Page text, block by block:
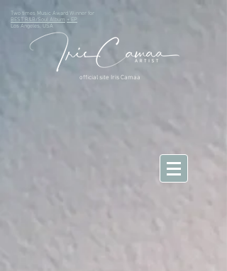
official site Iris Camaa
Two times Music Award Winner for
BEST R&B/Soul Album + EP
Los Angeles, USA